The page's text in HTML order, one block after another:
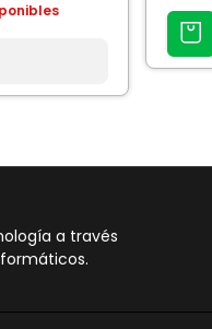
AGREGAR
AL
CARRITO
a través